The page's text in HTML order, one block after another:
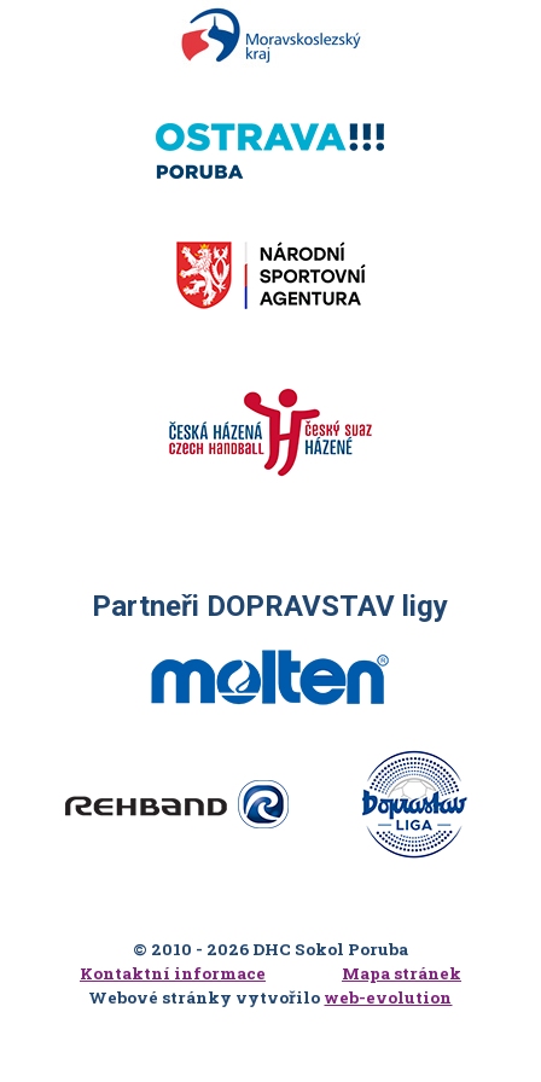
Partneři DOPRAVSTAV ligy
© 2010 - 2026 DHC Sokol Poruba
Kontaktní informace
Mapa stránek
Webové stránky vytvořilo web-evolution